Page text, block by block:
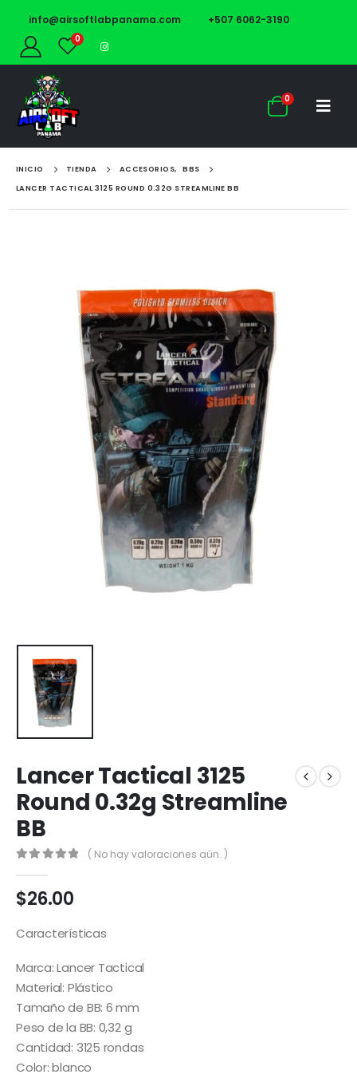
info@airsoftlabpanama.com +507 6062-3190
0
0
INICIO TIENDA ACCESORIOS,
BBS
LANCER TACTICAL 3125 ROUND 0.32G STREAMLINE BB
Lancer Tactical 3125
Round 0.32g Streamline
BB
( No hay valoraciones aún. )
$26.00
Características
Marca: Lancer Tactical
Material: Plástico
Tamaño de BB: 6 mm
Peso de la BB: 0,32 g
Cantidad: 3125 rondas
Color: blanco